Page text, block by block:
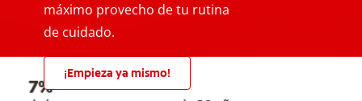
máximo provecho de tu rutina
de cuidado.
¡Empieza ya mismo!